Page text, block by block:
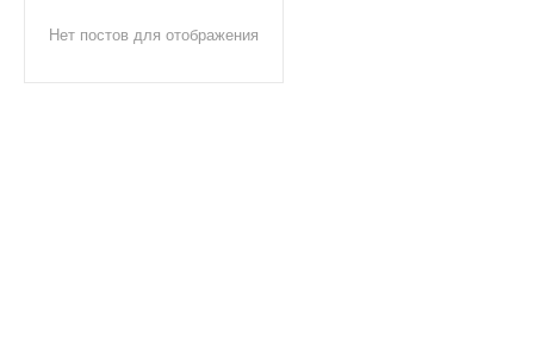
Нет постов для отображения